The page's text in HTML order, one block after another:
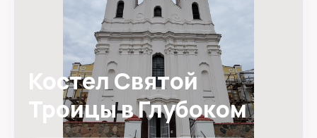
Костел Святой
Троицы в Глубоком